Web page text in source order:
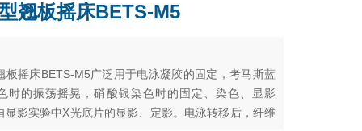
翘板摇床BETS-M5
板摇床BETS-M5广泛用于电泳凝胶的固定，考马斯蓝
时的振荡摇晃，硝酸银染色时的固定、染色、显影
显影实验中X光底片的显影、定影。电泳转移后，纤维